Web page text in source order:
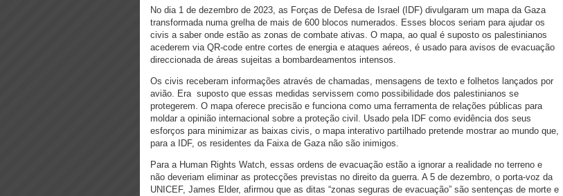
No dia 1 de dezembro de 2023, as Forças de Defesa de Israel (IDF) divulgaram um mapa da Gaza
transformada numa grelha de mais de 600 blocos numerados. Esses blocos seriam para ajudar os
civis a saber onde estão as zonas de combate ativas. O mapa, ao qual é suposto os palestinianos
acederem via QR-code entre cortes de energia e ataques aéreos, é usado para avisos de evacuação
direccionada de áreas sujeitas a bombardeamentos intensos.
Os civis receberam informações através de chamadas, mensagens de texto e folhetos lançados por
avião. Era suposto que essas medidas servissem como possibilidade dos palestinianos se
protegerem. O mapa oferece precisão e funciona como uma ferramenta de relações públicas para
moldar a opinião internacional sobre a proteção civil. Usado pela IDF como evidência dos seus
esforços para minimizar as baixas civis, o mapa interativo partilhado pretende mostrar ao mundo que,
para a IDF, os residentes da Faixa de Gaza não são inimigos.
Para a Human Rights Watch, essas ordens de evacuação estão a ignorar a realidade no terreno e
não deveriam eliminar as protecções previstas no direito da guerra. A 5 de dezembro, o porta-voz da
UNICEF, James Elder, afirmou que as ditas “zonas seguras de evacuação” são sentenças de morte e